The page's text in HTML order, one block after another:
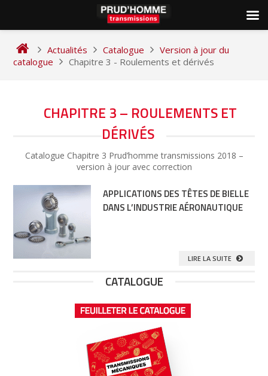
content
Actualités Catalogue
Version à jour du
catalogue
Chapitre 3 - Roulements et dérivés
CHAPITRE 3 – ROULEMENTS ET
DÉRIVÉS
Catalogue Chapitre 3 Prud’homme transmissions 2018 –
version à jour avec correction
APPLICATIONS DES TÊTES DE BIELLE
DANS L’INDUSTRIE AÉRONAUTIQUE
LIRE LA SUITE
CATALOGUE